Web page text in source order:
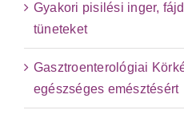
Gyakori pisilési inger,
tüneteket
Gasztroenterológiai
egészséges emésztésért